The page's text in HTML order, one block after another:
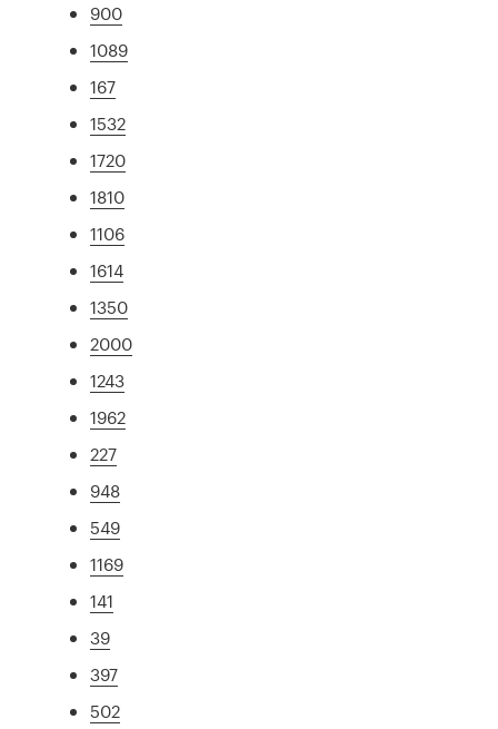
900
1089
167
1532
1720
1810
1106
1614
1350
2000
1243
1962
227
948
549
1169
141
39
397
502